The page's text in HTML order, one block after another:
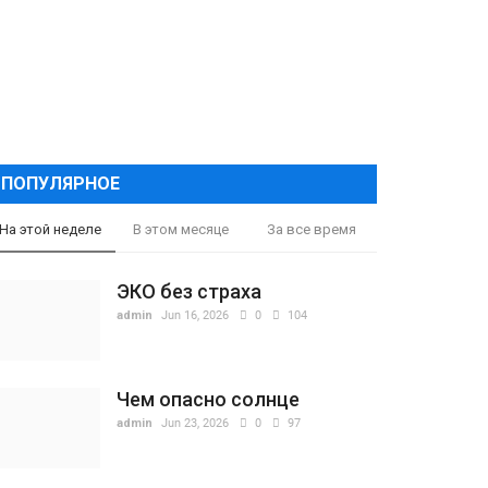
ПОПУЛЯРНОЕ
этой неделе В этом месяце За все время
ЭКО без страха
admin Jun 16, 2026 0 104
Чем опасно солнце
admin Jun 23, 2026 0 97